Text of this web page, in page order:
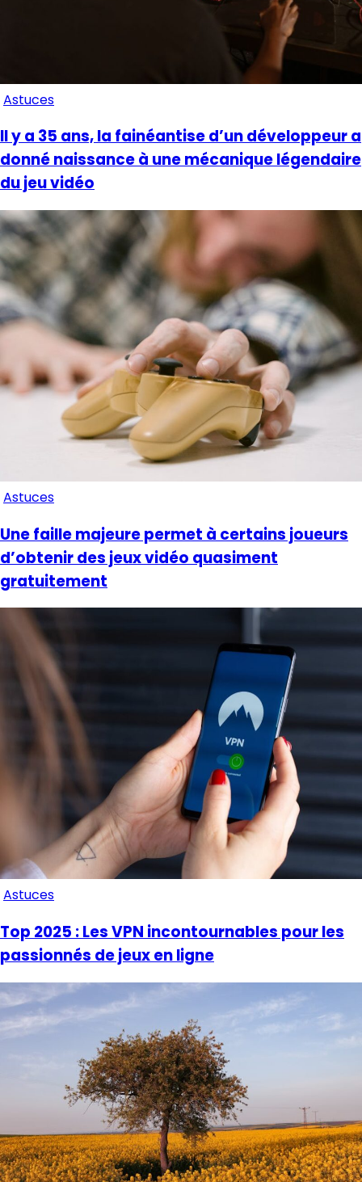
Astuces
Il y a 35 ans, la fainéantise d’un développeur a
donné naissance à une mécanique légendaire
du jeu vidéo
Astuces
Une faille majeure permet à certains joueurs
d’obtenir des jeux vidéo quasiment
gratuitement
Astuces
Top 2025 : Les VPN incontournables pour les
passionnés de jeux en ligne